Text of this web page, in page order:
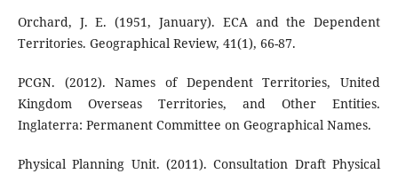
Orchard, J. E. (1951, January). ECA and the Dependent
Territories. Geographical Review, 41(1), 66-87.
PCGN. (2012). Names of Dependent Territories, United
Kingdom Overseas Territories, and Other Entities.
Inglaterra: Permanent Committee on Geographical Names.
Physical Planning Unit. (2011). Consultation Draft Physical